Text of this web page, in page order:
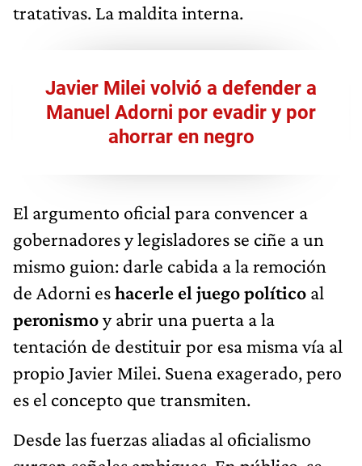
tratativas. La maldita interna.
Javier Milei volvió a defender a
Manuel Adorni por evadir y por
ahorrar en negro
El argumento oficial para convencer a
gobernadores y legisladores se ciñe a un
mismo guion: darle cabida a la remoción
de Adorni eshacerle el juego político al
peronismoy abrir una puerta a la
tentación de destituir por esa misma vía al
propio Javier Milei. Suena exagerado, pero
es el concepto que transmiten.
Desde las fuerzas aliadas al oficialismo